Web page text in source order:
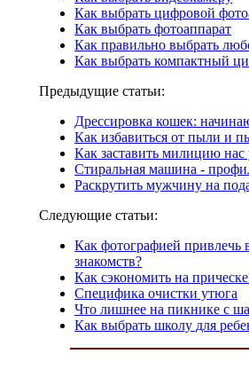
Как выбрать цифровой
Как выбрать фотоаппарат
Как правильно выбрать
Как выбрать компактный
Предыдущие статьи:
Дрессировка кошек:
Как избавиться от пыли и
Как заставить милицию
Стиральная машина -
Раскрутить мужчину на
Следующие статьи:
Как фотографией
знакомств?
Как сэкономить на
Специфика очистки утюга
Что лишнее на пикнике с
Как выбрать школу для